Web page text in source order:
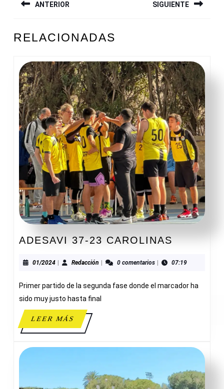
DE
ANTERIOR
anterior:
SIGUIENTE
entrada:
RELACIONADAS
ADESAVI 37-23 CAROLINAS
23
01/202401/2024Redacción Redacción0 comentarios 07:19
Primer partido de la segunda fase donde el marcador ha
sido muy justo hasta final
LEER MÁSLEER
MÁS